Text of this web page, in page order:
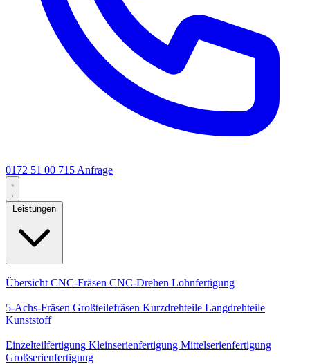
0172 51 00 715 Anfrage
Leistungen
Übersicht CNC-Fräsen CNC-Drehen Lohnfertigung
5-Achs-Fräsen Großteilefräsen Kurzdrehteile Langdrehteile
Kunststoff
Einzelteilfertigung Kleinserienfertigung Mittelserienfertigung
Großserienfertigung